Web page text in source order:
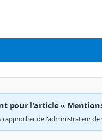
pour l'article «
rapprocher de l'administrateur